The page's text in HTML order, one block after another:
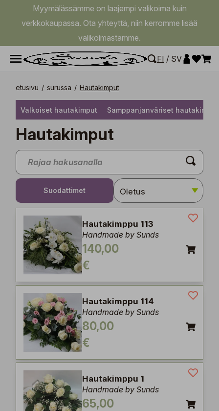
Myymälässämme on laajempi valikoima kuin
verkkokaupassa. Ota yhteyttä, niin kerromme lisää
valikoimastamme.
FI / SV
etusivu / surussa / Hautakimput
Valkoiset hautakimput Samppanjanväriset hautakimput
Hautakimput
Suodattimet
Hautakimppu 113
Handmade by Sunds
140,00
€
Hautakimppu 114
Handmade by Sunds
80,00
€
Hautakimppu 1
Handmade by Sunds
65,00